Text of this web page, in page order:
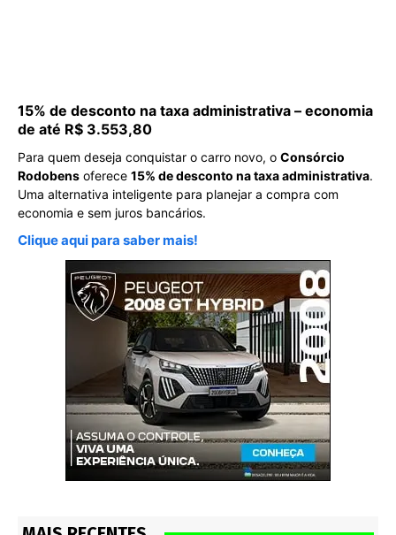
15% de desconto na taxa administrativa – economia
de até R$ 3.553,80
Para quem deseja conquistar o carro novo, o Consórcio
Rodobens oferece 15% de desconto na taxa administrativa.
Uma alternativa inteligente para planejar a compra com
economia e sem juros bancários.
Clique aqui para saber mais!